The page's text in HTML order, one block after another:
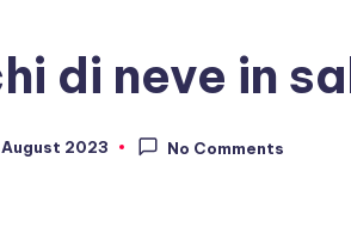
di neve in
August 2023 No Comments